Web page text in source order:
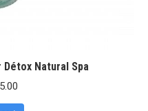
Natural Spa